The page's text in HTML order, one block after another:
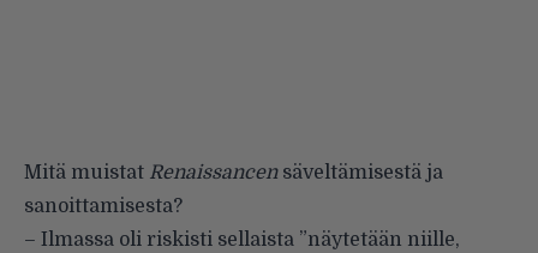
Mitä muistat Renaissancensäveltämisestä ja
sanoittamisesta?
– Ilmassa oli riskisti sellaista ”näytetään niille,